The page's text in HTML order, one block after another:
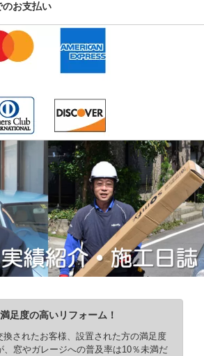
のお支払い
足度の高いリフォーム！
換されたお客様、設置された方の満足度
、窓やガレージへの普及率は10％未満だ